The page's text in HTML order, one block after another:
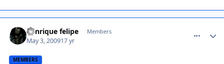
henrique felipe Members
May 3, 200917 yr
MEMBERS